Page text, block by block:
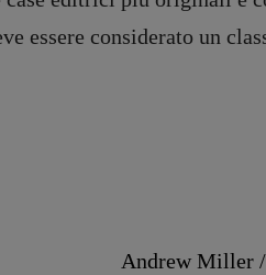
essere considerato un
Andrew Miller